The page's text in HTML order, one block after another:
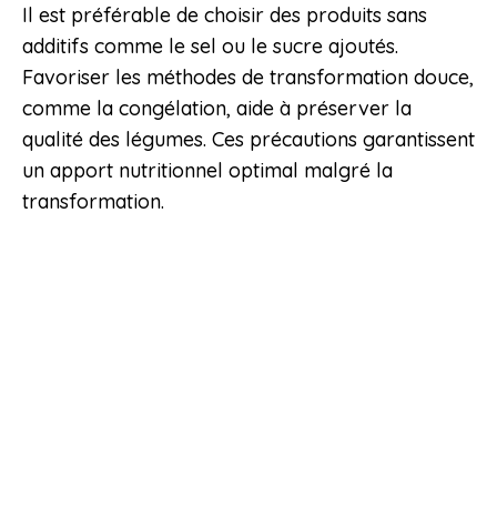
Il est préférable de choisir des produits sans
additifs comme le sel ou le sucre ajoutés.
Favoriser les méthodes de transformation douce,
comme la congélation, aide à préserver la
qualité des légumes. Ces précautions garantissent
un apport nutritionnel optimal malgré la
transformation.